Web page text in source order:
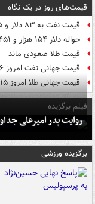
قیمت‌های روز در یک نگاه
قیمت نفت به ۸۳ دلار و ۵۵ سنت در هر بشکه رسید
حواله دلار ۱۵۴ هزار و ۴۵۱ تومان شد
قیمت طلا صعودی ماند
قیمت جهانی نفت امروز ۱۶ مرداد
قیمت جهانی طلا امروز ۱۵ مرداد
فیلم برگزیده
روایت پدر امیرعلی
برگزیده ورزشی